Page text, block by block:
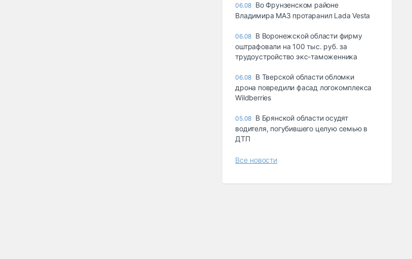
06.08 Во Фрунзенском районе
Владимира МАЗ протаранил Lada Vesta
06.08 В Воронежской области фирму
оштрафовали на 100 тыс. руб. за
трудоустройство экс-таможенника
06.08 В Тверской области обломки
дрона повредили фасад логокомплекса
Wildberries
05.08 В Брянской области осудят
водителя, погубившего целую семью в
ДТП
Все новости